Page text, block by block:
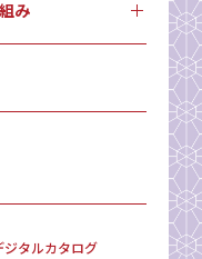
み
ジタルカタログ